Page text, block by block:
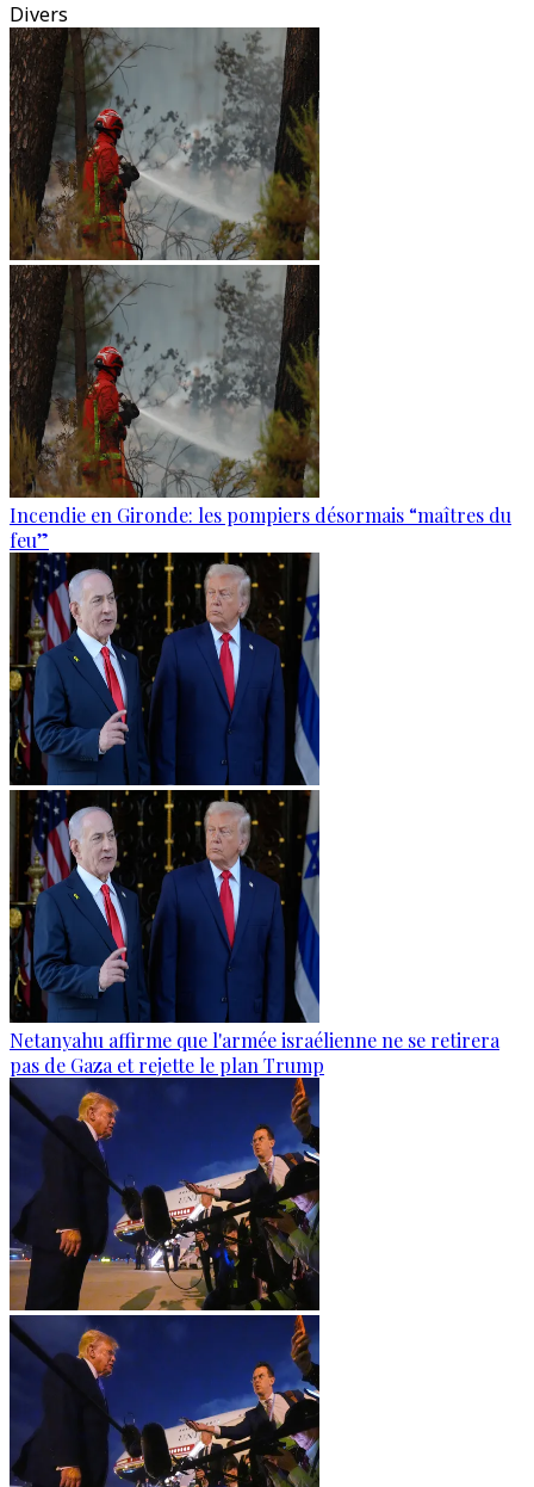
Divers
Incendie en Gironde: les pompiers désormais “maîtres du
feu”
Netanyahu affirme que l'armée israélienne ne se retirera
pas de Gaza et rejette le plan Trump